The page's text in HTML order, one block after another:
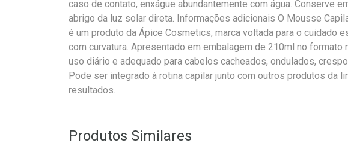
caso de contato, enxágue abundantemente com água. Conserve
abrigo da luz solar direta. Informações adicionais O Mousse
é um produto da Ápice Cosmetics, marca voltada para o cuidado
com curvatura. Apresentado em embalagem de 210ml no formato
uso diário e adequado para cabelos cacheados, ondulados,
Pode ser integrado à rotina capilar junto com outros produtos da
resultados.
Produtos Similares